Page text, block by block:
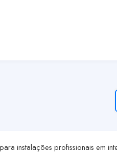
instalações profissionais em